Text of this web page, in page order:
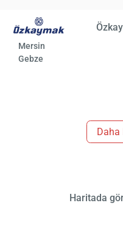
Mersin
Gebze
Daha
Haritada